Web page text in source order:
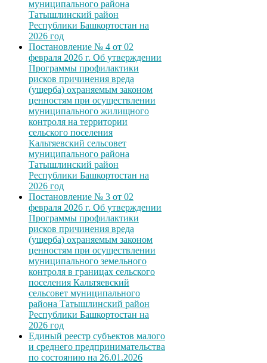
муниципального района
Татышлинский район
Республики Башкортостан на
2026 год
Постановление № 4 от 02
февраля 2026 г. Об утверждении
Программы профилактики
рисков причинения вреда
(ущерба) охраняемым законом
ценностям при осуществлении
муниципального жилищного
контроля на территории
сельского поселения
Кальтяевский сельсовет
муниципального района
Татышлинский район
Республики Башкортостан на
2026 год
Постановление № 3 от 02
февраля 2026 г. Об утверждении
Программы профилактики
рисков причинения вреда
(ущерба) охраняемым законом
ценностям при осуществлении
муниципального земельного
контроля в границах сельского
поселения Кальтяевский
сельсовет муниципального
района Татышлинский район
Республики Башкортостан на
2026 год
Единый реестр субъектов малого
и среднего предпринимательства
по состоянию на 26.01.2026